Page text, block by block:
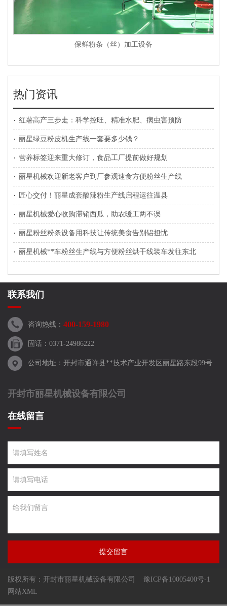
保鲜粉条（丝）加工设备
热门资讯
红薯高产三步走：科学控旺、精准水肥、病虫害预防
丽星绿豆粉皮机生产线一套要多少钱？
营养标签迎来重大修订，食品工厂提前做好规划
丽星机械欢迎新老客户到厂参观速食方便粉丝生产线
匠心交付！丽星成套酸辣粉生产线启程运往温县
丽星机械爱心收购滞销西瓜，助农暖工两不误
丽星粉丝粉条设备用科技让传统美食告别铝担忧
丽星机械**车粉丝生产线与方便粉丝烘干线装车发往东北
联系我们
咨询热线： 400-159-1980
固话：0371-24986222
公司地址：开封市通许县**技术产业开发区丽星路东段99号
开封市丽星机械设备有限公司
在线留言
提交留言
版权所有：开封市丽星机械设备有限公司
豫ICP备10005400号-1
网站XML